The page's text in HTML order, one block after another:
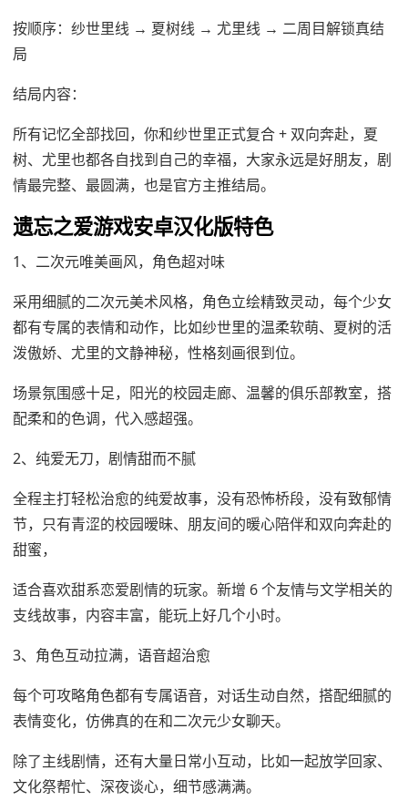
按顺序：纱世里线 → 夏树线 → 尤里线 → 二周目解锁真结
局
结局内容：
所有记忆全部找回，你和纱世里正式复合 + 双向奔赴，夏
树、尤里也都各自找到自己的幸福，大家永远是好朋友，剧
情最完整、最圆满，也是官方主推结局。
遗忘之爱游戏安卓汉化版特色
1、二次元唯美画风，角色超对味
采用细腻的二次元美术风格，角色立绘精致灵动，每个少女
都有专属的表情和动作，比如纱世里的温柔软萌、夏树的活
泼傲娇、尤里的文静神秘，性格刻画很到位。
场景氛围感十足，阳光的校园走廊、温馨的俱乐部教室，搭
配柔和的色调，代入感超强。
2、纯爱无刀，剧情甜而不腻
全程主打轻松治愈的纯爱故事，没有恐怖桥段，没有致郁情
节，只有青涩的校园暧昧、朋友间的暖心陪伴和双向奔赴的
甜蜜，
适合喜欢甜系恋爱剧情的玩家。新增 6 个友情与文学相关的
支线故事，内容丰富，能玩上好几个小时。
3、角色互动拉满，语音超治愈
每个可攻略角色都有专属语音，对话生动自然，搭配细腻的
表情变化，仿佛真的在和二次元少女聊天。
除了主线剧情，还有大量日常小互动，比如一起放学回家、
文化祭帮忙、深夜谈心，细节感满满。